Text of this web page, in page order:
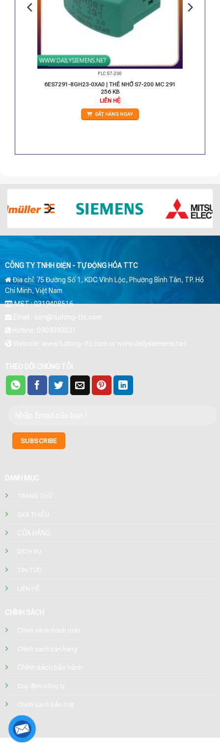
PLC S7-200
6ES7291-8GH23-0XA0 | THẺ NHỚ S7-200 MC 291
256 KB
LIÊN HỆ
ĐẶT HÀNG NGAY
CÔNG TY TNHH ĐIỆN - TỰ ĐỘNG HÓA TTC
Địa chỉ: 75 Đường Số 1, KDC Vĩnh Lộc, Phường Bình Tân, TP. Hồ
Chí Minh, Việt Nam
MST : 0319408516
Email : son@tudong-ttc.com
Hotline: 0909393031
Website: www.tudong-ttc.com or www.dailysiemens.net
THEO DÕI CHÚNG TÔI
DANH MỤC
TRANG CHỦ
GIỚI THIỆU
CỬA HÀNG
DỊCH VỤ
TIN TỨC
LIÊN HỆ
CHÍNH SÁCH
Chính sách thanh toán
Chính sách bán hàng
Chính sách bảo hành
Quy định công ty
Chính sách bảo mật